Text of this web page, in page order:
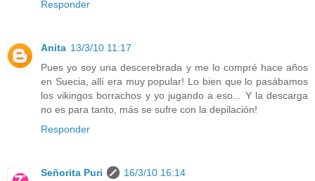
Responder
Anita 13/3/10 11:17
Pues yo soy una descerebrada y me lo compré hace años
en Suecia, allí era muy popular! Lo bien que lo pasábamos
los vikingos borrachos y yo jugando a eso... Y la descarga
no es para tanto, más se sufre con la depilación!
Responder
Señorita Puri
16/3/10 16:14